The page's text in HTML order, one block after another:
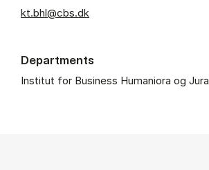
kt.bhl@cbs.dk
Departments
Institut for Business Humaniora og Jura